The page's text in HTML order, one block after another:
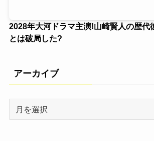
2028年大河ドラマ主演!山崎賢人の歴代
とは破局した?
アーカイブ